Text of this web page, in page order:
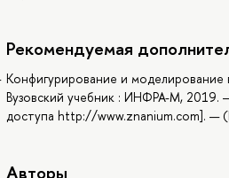
Рекомендуемая
Конфигурирование и
Вузовский учебник : ИНФРА-М, 2019.
доступа http://www.znanium.com]. —
Авторы